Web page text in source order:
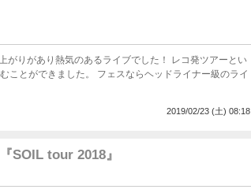
気のあるライブでした！ レコ発ツアーとい
ことができました。 フェスならヘッドライナー級のライ
2019/02/23 (土) 08:18
SOIL tour 2018』